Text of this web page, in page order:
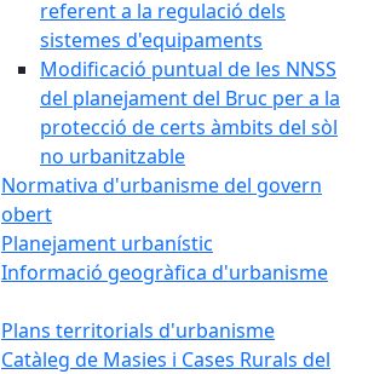
referent a la regulació dels
sistemes d'equipaments
Modificació puntual de les NNSS
del planejament del Bruc per a la
protecció de certs àmbits del sòl
no urbanitzable
Normativa d'urbanisme del govern
obert
Planejament urbanístic
Informació geogràfica d'urbanisme
Plans territorials d'urbanisme
Catàleg de Masies i Cases Rurals del